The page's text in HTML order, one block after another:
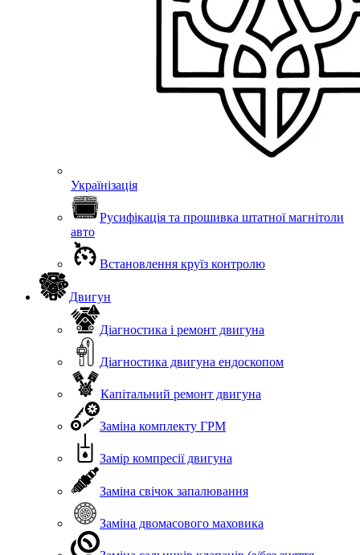
Українізація
Русифікація та прошивка штатної магнітоли
авто
Встановлення круїз контролю
Двигун
Діагностика і ремонт двигуна
Діагностика двигуна ендоскопом
Капітальний ремонт двигуна
Заміна комплекту ГРМ
Замір компресії двигуна
Заміна свічок запалювання
Заміна двомасового маховика